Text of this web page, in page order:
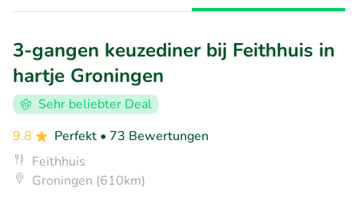
3-gangen keuzediner bij Feithhuis in
hartje Groningen
Sehr beliebter Deal
9.8
Perfekt • 73 Bewertungen
Feithhuis
Groningen (610km)